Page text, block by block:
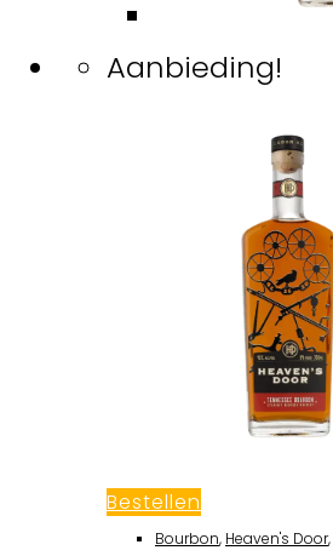
Aanbieding!
Bestellen
Bourbon, Heaven's Door,